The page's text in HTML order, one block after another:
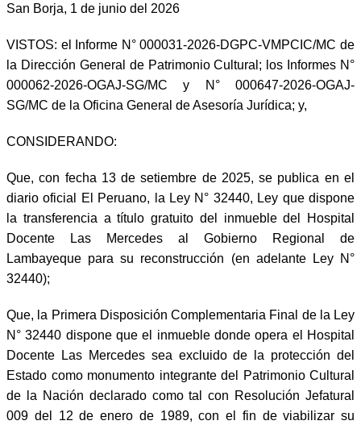
San Borja, 1 de junio del 2026
VISTOS: el Informe N° 000031-2026-DGPC-VMPCIC/MC de
la Dirección General de Patrimonio Cultural; los Informes N°
000062-2026-OGAJ-SG/MC y N° 000647-2026-OGAJ-
SG/MC de la Oficina General de Asesoría Jurídica; y,
CONSIDERANDO:
Que, con fecha 13 de setiembre de 2025, se publica en el
diario oficial El Peruano, la Ley N° 32440, Ley que dispone
la transferencia a título gratuito del inmueble del Hospital
Docente Las Mercedes al Gobierno Regional de
Lambayeque para su reconstrucción (en adelante Ley N°
32440);
Que, la Primera Disposición Complementaria Final de la Ley
N° 32440 dispone que el inmueble donde opera el Hospital
Docente Las Mercedes sea excluido de la protección del
Estado como monumento integrante del Patrimonio Cultural
de la Nación declarado como tal con Resolución Jefatural
009 del 12 de enero de 1989, con el fin de viabilizar su